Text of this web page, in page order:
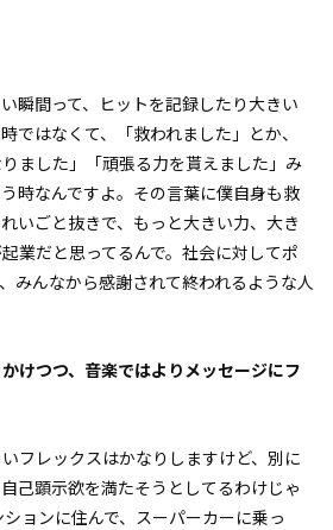
瞬間って、ヒットを記録したり大きい
ではなくて、「救われました」とか、
りました」「頑張る力を貰えました」み
時なんですよ。その言葉に僕自身も救
いごと抜きで、もっと大きい力、大き
業だと思ってるんで。社会に対してポ
みんなから感謝されて終われるような人
かけつつ、音楽ではよりメッセージにフ
フレックスはかなりしますけど、別に
己顕示欲を満たそうとしてるわけじゃ
ョンに住んで、スーパーカーに乗っ